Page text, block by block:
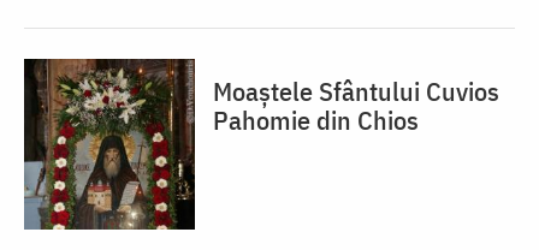
Moaștele Sfântului Cuvios
Pahomie din Chios